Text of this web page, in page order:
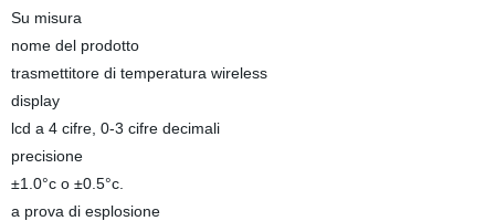
Su misura
nome del prodotto
trasmettitore di temperatura wireless
display
lcd a 4 cifre, 0-3 cifre decimali
precisione
±1.0°c o ±0.5°c.
a prova di esplosione